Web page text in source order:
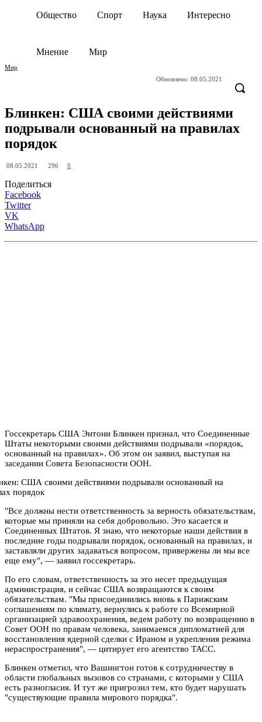
Общество Спорт Наука Интересно
Мнение Мир
Мир
Обновлено: 08.05.2021
Блинкен: США своими действиями
подрывали основанный на правилах
порядок
08.05.2021 296 0
Поделиться
Facebook
Twitter
VK
WhatsApp
Госсекретарь США Энтони Блинкен признал, что Соединенные
Штаты некоторыми своими действиями подрывали «порядок,
основанный на правилах». Об этом он заявил, выступая на
заседании Совета Безопасности ООН.
"Все должны нести ответственность за верность обязательствам,
которые мы приняли на себя добровольно. Это касается и
Соединенных Штатов. Я знаю, что некоторые наши действия в
последние годы подрывали порядок, основанный на правилах, и
заставляли других задаваться вопросом, привержены ли мы все
еще ему", — заявил госсекретарь.
По его словам, ответственность за это несет предыдущая
администрация, и сейчас США возвращаются к своим
обязательствам. "Мы присоединились вновь к Парижским
соглашениям по климату, вернулись к работе со Всемирной
организацией здравоохранения, ведем работу по возвращению в
Совет ООН по правам человека, занимаемся дипломатией для
восстановления ядерной сделки с Ираном и укрепления режима
нераспространения", — цитирует его агентство ТАСС.
Блинкен отметил, что Вашингтон готов к сотрудничеству в
области глобальных вызовов со странами, с которыми у США
есть разногласия. И тут же пригрозил тем, кто будет нарушать
"существующие правила мирового порядка".